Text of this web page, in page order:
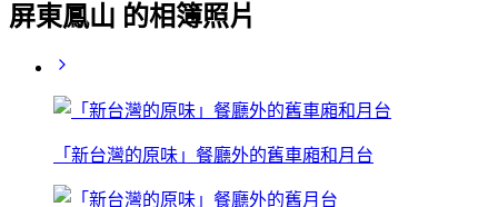
屏東鳳山 的相簿照片
「新台灣的原味」餐廳外的舊車廂和月台